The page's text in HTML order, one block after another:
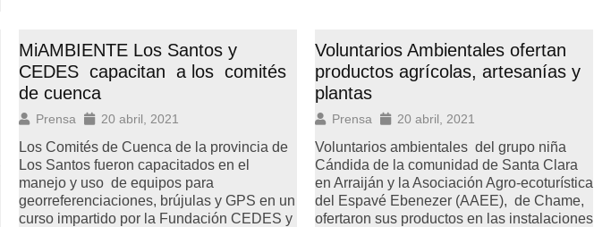
MiAMBIENTE Los Santos y
CEDES capacitan a los comités
de cuenca
Prensa 20 abril, 2021
Los Comités de Cuenca de la provincia de
Los Santos fueron capacitados en el
manejo y uso de equipos para
georreferenciaciones, brújulas y GPS en un
curso impartido por la Fundación CEDES y
Voluntarios Ambientales ofertan
productos agrícolas, artesanías y
plantas
Prensa 20 abril, 2021
Voluntarios ambientales del grupo niña
Cándida de la comunidad de Santa Clara
en Arraiján y la Asociación Agro-ecoturística
del Espavé Ebenezer (AAEE), de Chame,
ofertaron sus productos en las instalaciones